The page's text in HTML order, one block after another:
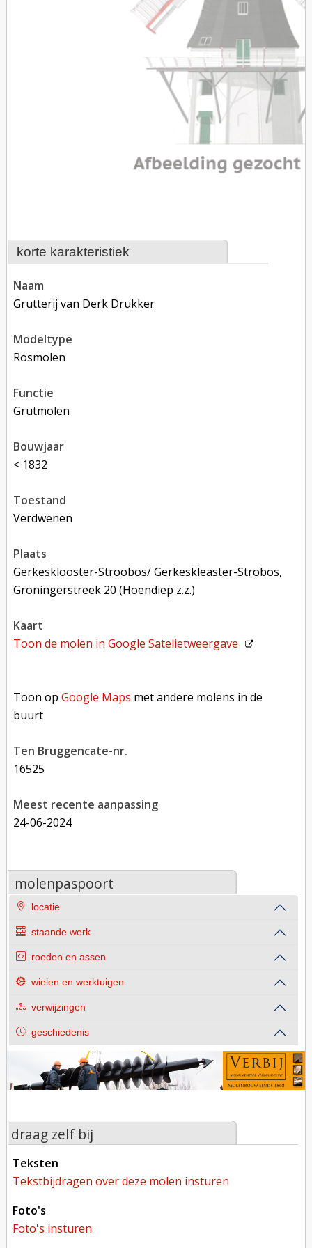
korte karakteristiek
naam
Grutterij van Derk Drukker
modeltype
rosmolen
functie
grutmolen
bouwjaar
< 1832
toestand
verdwenen
plaats
Gerkesklooster-Stroobos/ Gerkeskleaster-Strobos,
Groningerstreek 20 (Hoendiep z.z.)
kaart
Toon de molen inGoogle Satelietweergave
Toon opGoogle Maps met andere molens in de
buurt
Ten Bruggencate-nr.
16525
Meest recente aanpassing
24-06-2024
molenpaspoort
locatie
staande werk
roeden en assen
wielen en werktuigen
verwijzingen
geschiedenis
draag zelf bij
teksten
tekstbijdragen over deze molen insturen
foto's
foto's insturen